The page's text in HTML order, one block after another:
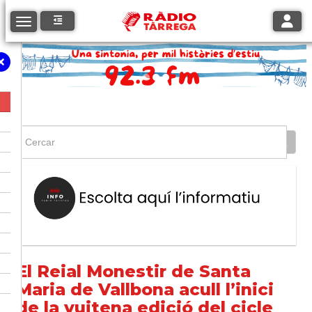
Toggle navigation
El Reial Monestir de Santa
Maria de Vallbona acull l’inici
de la vuitena edició del cicle